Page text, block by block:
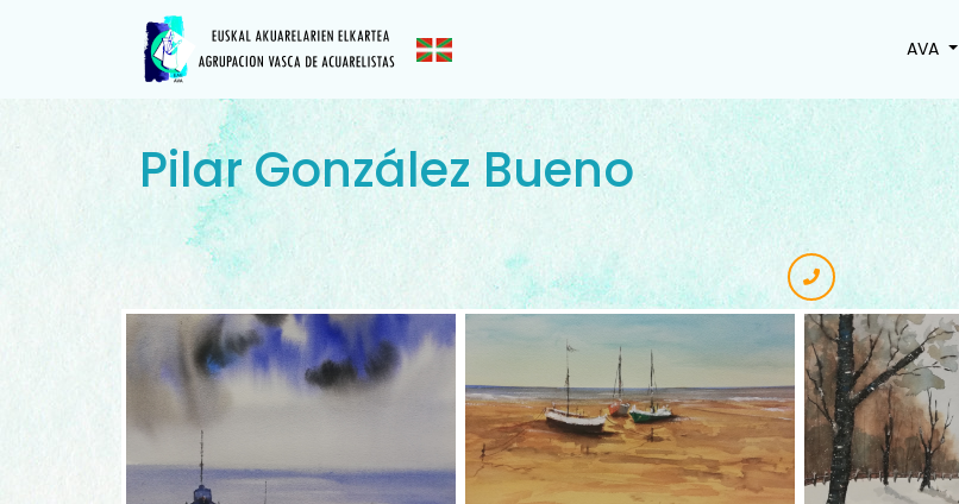
AVA
Pilar González Bueno